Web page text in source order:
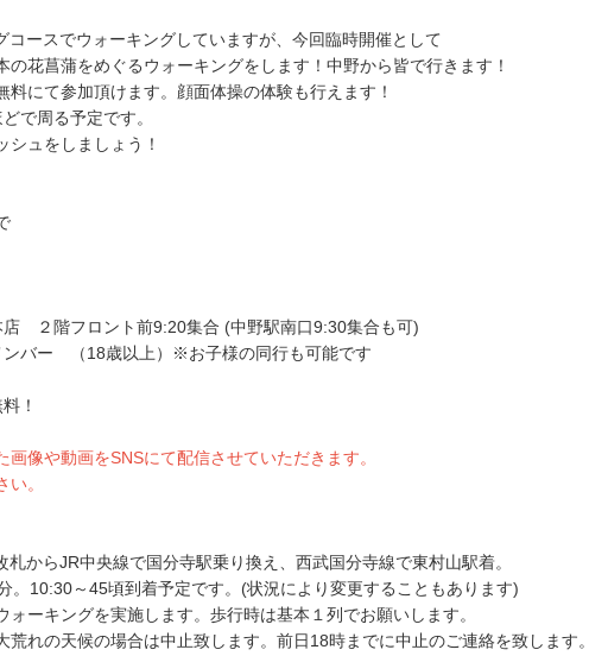
ースでウォーキングしていますが、今回臨時開催として
の花菖蒲をめぐるウォーキングをします！中野から皆で行きます！
にて参加頂けます。顔面体操の体験も行えます！
で周る予定です。
シュをしましょう！
２階フロント前9:20集合 (中野駅南口9:30集合も可)
ンバー （18歳以上）※お子様の同行も可能です
！
像や動画をSNSにて配信させていただきます。
。
札からJR中央線で国分寺駅乗り換え、西武国分寺線で東村山駅着。
。10:30～45頃到着予定です。(状況により変更することもあります)
ォーキングを実施します。歩行時は基本１列でお願いします。
荒れの天候の場合は中止致します。前日18時までに中止のご連絡を致します